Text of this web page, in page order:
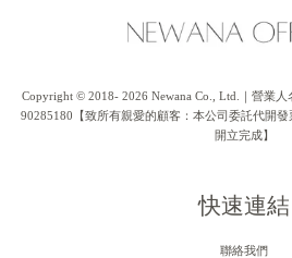
Copyright © 2018- 2026 Newana Co., Ltd.｜營業人
90285180【致所有親愛的顧客：本公司委託代開
開立完成】
快速連結
聯絡我們